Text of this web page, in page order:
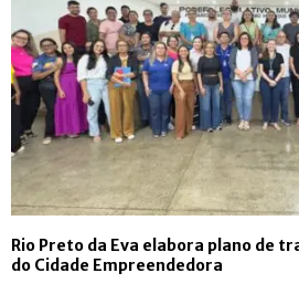
Rio Preto da Eva elabora plano de
do Cidade Empreendedora